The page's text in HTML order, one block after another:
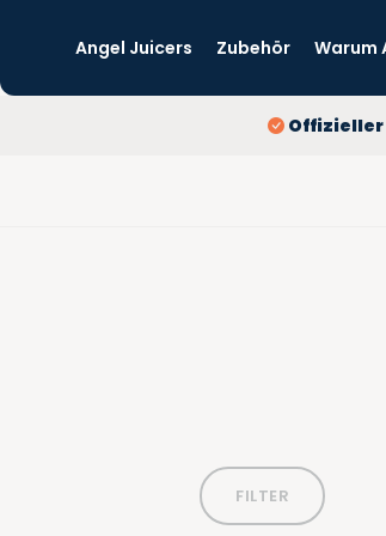
Angel Juicers Zubehör Warum
FILTER